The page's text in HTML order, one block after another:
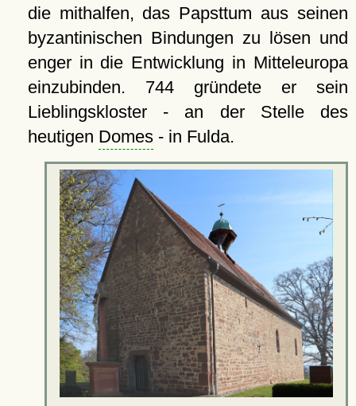
die mithalfen, das Papsttum aus seinen
byzantinischen Bindungen zu lösen und
enger in die Entwicklung in Mitteleuropa
einzubinden. 744 gründete er sein
Lieblingskloster - an der Stelle des
heutigen Domes- in Fulda.